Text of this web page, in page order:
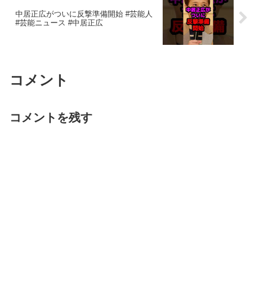
中居正広がついに反撃準備開始 #芸能人
#芸能ニュース #中居正広
コメント
コメントを残す